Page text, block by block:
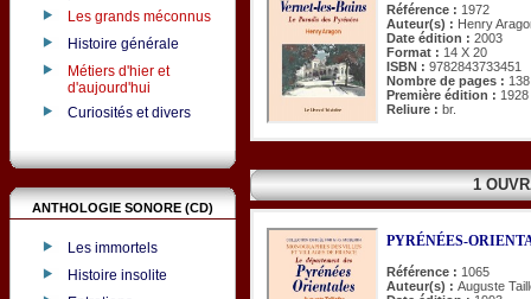
Les grands méconnus
Histoire générale
Métiers d'hier et
d'aujourd'hui
Curiosités et divers
ANTHOLOGIE SONORE (CD)
Les immortels
Histoire insolite
Référence : 1972
Auteur(s) : Henry
Date édition : 2003
Format : 14 X 20
ISBN : 9782843733451
Nombre de pages : 138
Première édition : 1928
Reliure : br.
1
PYRÉNÉES-
Référence : 1065
Auteur(s) : Auguste